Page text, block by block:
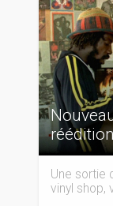
réédition
Une sortie
vinyl shop,